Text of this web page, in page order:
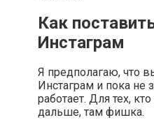
Как
Инстаграм
Я предполагаю, что
Инстаграм и пока не
работает. Для тех,
дальше, там фишка.